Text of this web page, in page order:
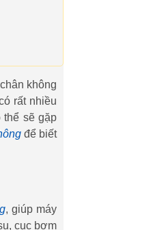
không
rất nhiều
thể sẽ gặp
để biết
, giúp máy
cục bơm